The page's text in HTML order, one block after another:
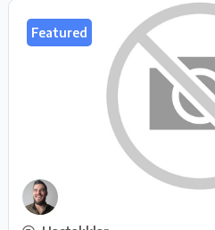
Featured